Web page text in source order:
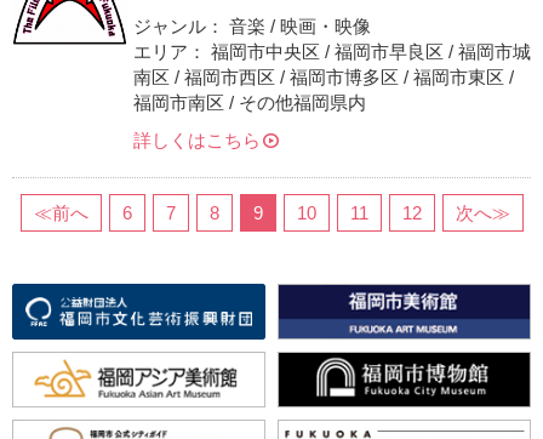
ジャンル： 音楽 / 映画・映像
エリア： 福岡市中央区 / 福岡市早良区 / 福岡市城
南区 / 福岡市西区 / 福岡市博多区 / 福岡市東区 /
福岡市南区 / その他福岡県内
詳しくはこちら
≪前へ 6 7 8 9 10 11 12 次へ≫